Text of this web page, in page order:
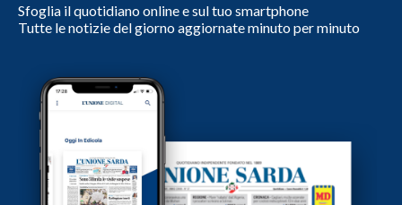
Sfoglia il quotidiano online e sul tuo smartphone
Tutte le notizie del giorno aggiornate minuto per minuto